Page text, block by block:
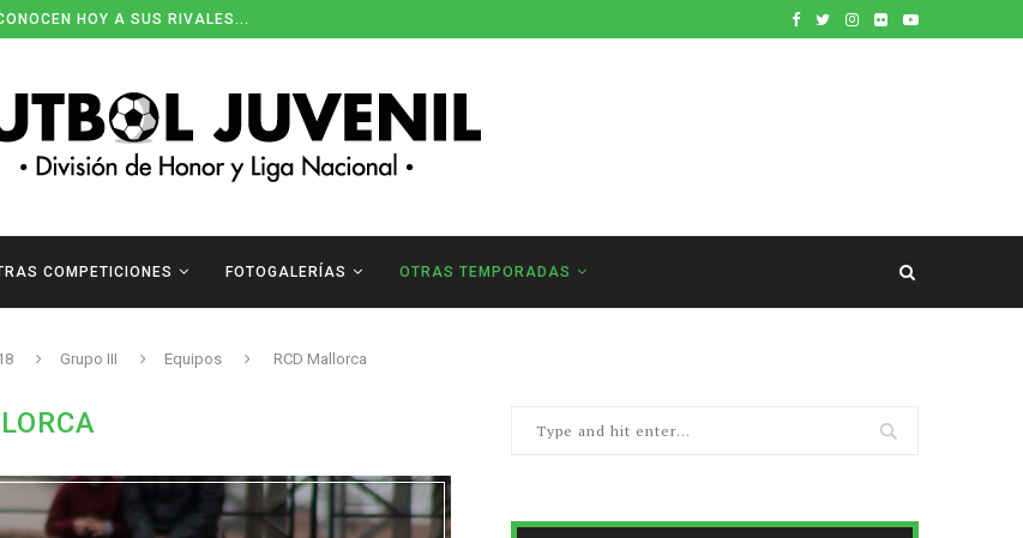
HOY A SUS RIVALES...
COMPETICIONES FOTOGALERÍAS OTRAS TEMPORADAS
Grupo III Equipos RCD Mallorca